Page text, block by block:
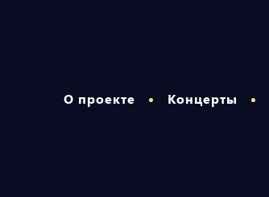
О проекте Концерты